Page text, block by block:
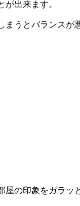
出来ます。
うとバランスが
の印象をガラッ